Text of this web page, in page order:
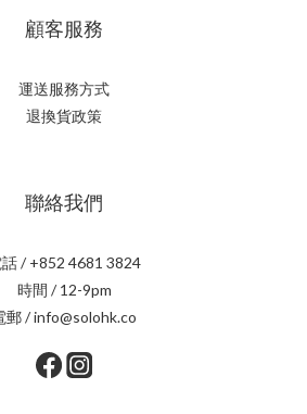
顧客服務
運送服務方式
退換貨政策
聯絡我們
話 / +852 4681 3824
時間 / 12-9pm
郵 / info@solohk.co